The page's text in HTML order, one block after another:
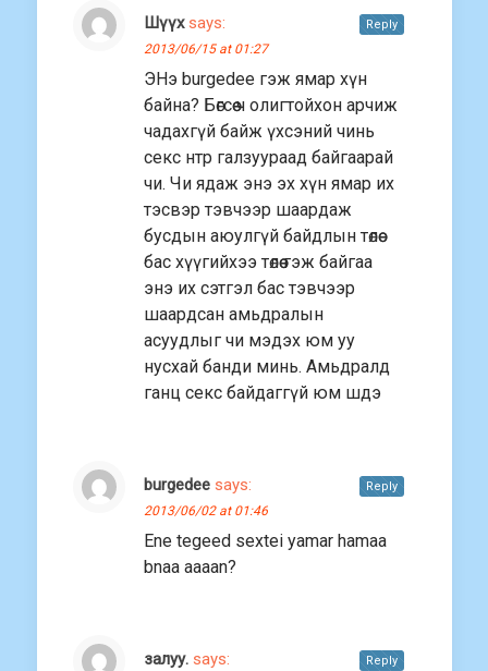
Шүүх says:
2013/06/15 at 01:27
ЭНэ burgedee гэж ямар хүн
байна? Бөгсөө ч олигтойхон арчиж
чадахгүй байж үхсэний чинь
секс нтр галзуураад байгаарай
чи. Чи ядаж энэ эх хүн ямар их
тэсвэр тэвчээр шаардаж
бусдын аюулгүй байдлын төлөө
бас хүүгийхээ төлөө гэж байгаа
энэ их сэтгэл бас тэвчээр
шаардсан амьдралын
асуудлыг чи мэдэх юм уу
нусхай банди минь. Амьдралд
ганц секс байдаггүй юм шдэ
Reply
burgedee says:
2013/06/02 at 01:46
Ene tegeed sextei yamar hamaa
bnaa aaaan?
Reply
залуу. says: Reply